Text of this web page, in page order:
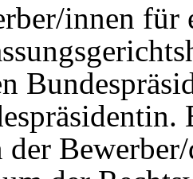
innen für
der